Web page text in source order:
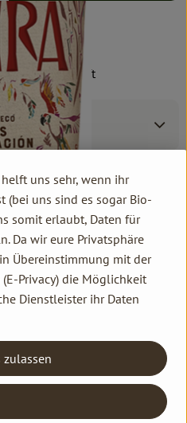
Monate gereift
helft uns sehr, wenn ihr
(bei uns sind es sogar Bio-
somit erlaubt, Daten für
Da wir eure Privatsphäre
Übereinstimmung mit der
Privacy) die Möglichkeit
Dienstleister ihr Daten